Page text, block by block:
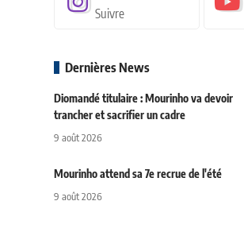
Suivre
Dernières News
Diomandé titulaire : Mourinho va devoir
trancher et sacrifier un cadre
9 août 2026
Mourinho attend sa 7e recrue de l'été
9 août 2026